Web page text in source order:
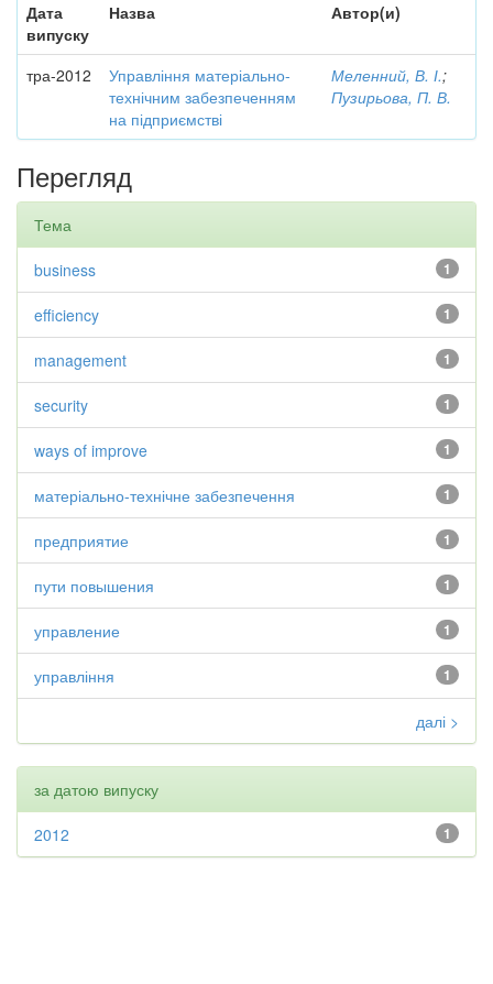
Дата
випуску
Назва Автор(и)
тра-2012
Управління матеріально-
технічним забезпеченням
на підприємстві
Меленний, В. І.;
Пузирьова, П. В.
Перегляд
Тема
1
business
1
efficiency
1
management
1
security
1
ways of improve
1
матеріально-технічне забезпечення
1
предприятие
1
пути повышения
1
управление
1
управління
далі >
за датою випуску
1
2012